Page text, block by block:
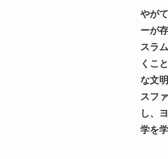
やが
ーが
スラ
くこ
な文
スフ
し、
学を学